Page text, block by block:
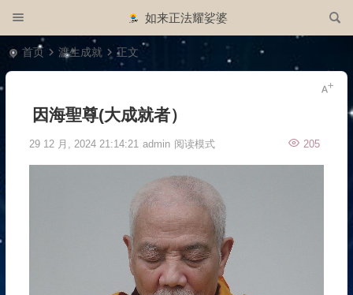
如来正法耀娑婆
首页 渡生成就 正文
因海聖尊(大成就者）
29 12 月, 2024 21:14:21 admin 205
阅读模式